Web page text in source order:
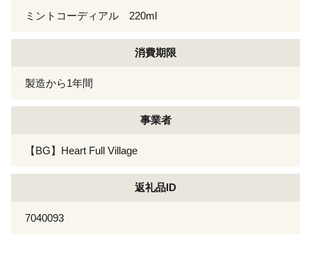
ミントコーディアル 220ml
消費期限
製造から1年間
事業者
【BG】Heart Full Village
返礼品ID
7040093